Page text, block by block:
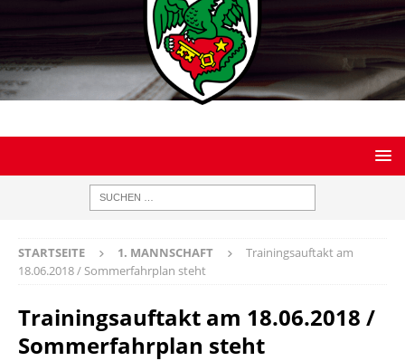
STARTSEITE 1. MANNSCHAFT
Trainingsauftakt am
18.06.2018 / Sommerfahrplan steht
Trainingsauftakt am 18.06.2018 /
Sommerfahrplan steht